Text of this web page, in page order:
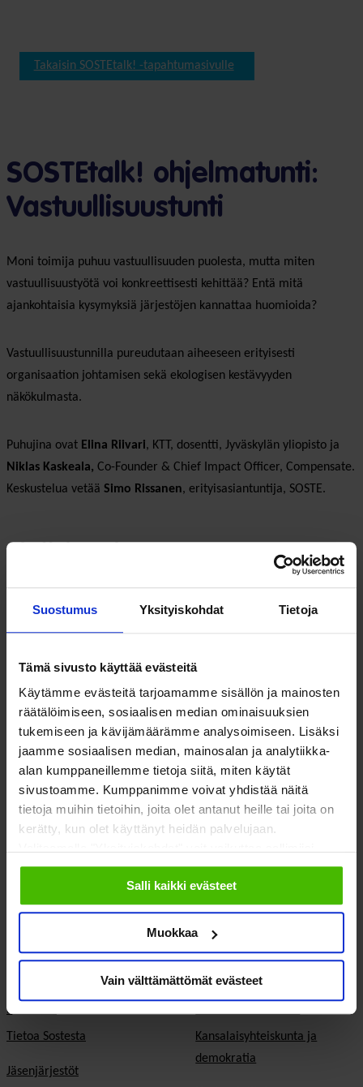
Suostumus Yksityiskohdat Tietoja
Tämä sivusto käyttää evästeitä
Käytämme evästeitä tarjoamamme sisällön ja mainosten
räätälöimiseen, sosiaalisen median ominaisuuksien
tukemiseen ja kävijämäärämme analysoimiseen. Lisäksi
jaamme sosiaalisen median, mainosalan ja analytiikka-
alan kumppaneillemme tietoja siitä, miten käytät
sivustoamme. Kumppanimme voivat yhdistää näitä
tietoja muihin tietoihin, joita olet antanut heille tai joita on
kerätty, kun olet käyttänyt heidän palvelujaan.
evästeisiin.
Salli kaikki evästeet
Muokkaa
Vain välttämättömät evästeet
Takaisin SOSTEtalk! -tapahtumasivulle
SOSTEtalk! ohjelmatunti:
Vastuullisuustunti
Moni toimija puhuu vastuullisuuden puolesta, mutta miten
vastuullisuustyötä voi konkreettisesti kehittää? Entä mitä
ajankohtaisia kysymyksiä järjestöjen kannattaa huomioida?
Vastuullisuustunnilla pureudutaan aiheeseen erityisesti
organisaation johtamisen sekä ekologisen kestävyyden
näkökulmasta.
Puhujina ovat Elina Riivari, KTT, dosentti, Jyväskylän yliopisto ja
Niklas Kaskeala, Co-Founder & Chief Impact Officer, Compensate.
Keskustelua vetää Simo Rissanen, erityisasiantuntija, SOSTE.
Lisätietoja
erityisasiantuntija
kirsi.marttinen@soste.fi
kimarttinen
SOSTE Suomen sosiaali ja terveys ry
00100 Helsinki
Meistä
Tietoa Sostesta
Jäsenjärjestöt
Kansalaisyhteiskunta ja
demokratia